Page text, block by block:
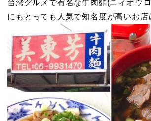
台湾グルメで有名な牛肉麵(ニィオウ
にもとっても人気で知名度が高いお店